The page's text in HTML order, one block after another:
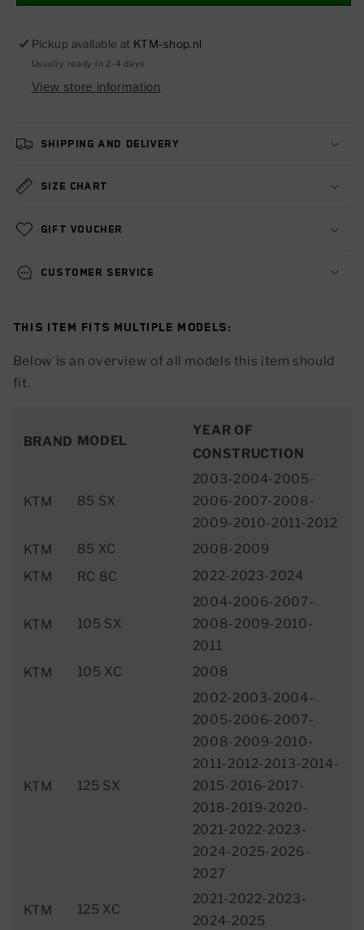
Pickup available at KTM-shop.nl
Usually ready in 2-4 days
View store information
Shipping and delivery
Size chart
Gift voucher
Customer service
This item fits multiple models:
Below is an overview of all models this item should
fit.
BRAND MODEL
YEAR OF
CONSTRUCTION
KTM 85 SX
2003-2004-2005-
2006-2007-2008-
2009-2010-2011-2012
KTM
85 XC
2008-2009
KTM
RC 8C 2022-2023-2024
KTM 105 SX
2004-2006-2007-
2008-2009-2010-
2011
KTM
105 XC 2008
KTM 125 SX
2002-2003-2004-
2005-2006-2007-
2008-2009-2010-
2011-2012-2013-2014-
2015-2016-2017-
2018-2019-2020-
2021-2022-2023-
2024-2025-2026-
2027
KTM 125 XC
2021-2022-2023-
2024-2025